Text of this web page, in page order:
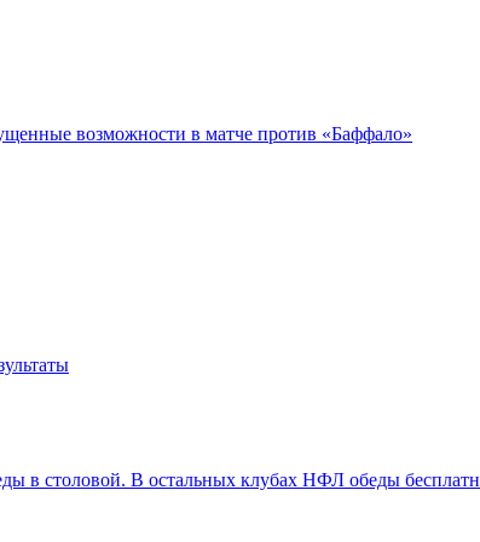
возможности в матче против «Баффало»
в столовой. В остальных клубах НФЛ обеды